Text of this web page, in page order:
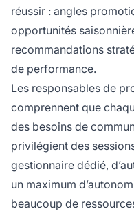
réussir : angles
opportunités
recommandations
de performance.
Les responsables de
comprennent que
des besoins de
privilégient des
gestionnaire dédié,
un maximum
beaucoup de